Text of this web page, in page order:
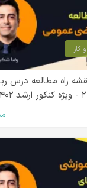
۴ - نقشه‌ راه مطالعه درس